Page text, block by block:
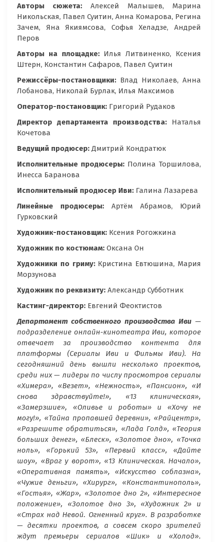
Авторы сюжета: Алексей Малышев, Марина
Никольская, Павел Суитин, Анна Комарова, Регина
Зачем, Яна Якиямсова, Софья Хеладзе, Андрей
Перов
Авторы на площадке: Илья Литвиненко, Ксения
Штерн, Константин Сафаров, Павел Суитин
Режиссёры-постановщики: Влад Николаев, Анна
Лобанова, Николай Бурлак, Илья Максимов
Оператор-постановщик: Григорий Рудаков
Директор департамента производства: Наталья
Кочетова
Ведущий продюсер: Дмитрий Кондратюк
Исполнительные продюсеры: Полина Торшилова,
Инесса Баранова
Исполнительный продюсер Иви: Галина Лазарева
Линейные продюсеры: Артём Абрамов, Юрий
Гурковский
Художник-постановщик: Ксения Рогожкина
Художник по костюмам: Оксана Он
Художники по гриму:Кристина Евтюшина, Мария
Морзунова
Художник по реквизиту: Александр Субботник
Кастинг-директор: Евгений Феоктистов
Департамент собственного производства Иви —
подразделение онлайн-кинотеатра Иви, которое
отвечает за производство контента для
платформы (Сериалы Иви и Фильмы Иви). На
сегодняшний день вышли несколько проектов,
среди них — лидеры по числу просмотров сериалы
«Химера», «Везет», «Нежность», «Пансион», «И
снова здравствуйте!», «13 клиническая»,
«Замерзшие», «Оливье и роботы» и «Хочу не
могу!», «Тайна пропавшей деревни», «Райцентр»,
«Разрешите обратиться», «Лада Голд», «Теория
больших денег», «Блеск», «Золотое дно», «Точка
ноль», «Горький 53», «Первый класс», «Дайте
шоу», «Враг у ворот», «13 Клиническая. Начало»,
«Оперативная память», «Искусство соблазна»,
«Чужие деньги», «Хирург», «Константинополь»,
«Гостья», «Жар», «Золотое дно 2», «Интересное
положение», «Золотое дно 3», «Художник 2» и
«Страх над Невой. Огненный круг». В разработке
— десятки проектов, а совсем скоро зрителей
ждут премьеры сериалов «Шик» и «Холод».